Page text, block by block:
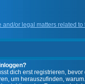
and/or legal matters related to
dich erst registrieren,
um herauszufinden,